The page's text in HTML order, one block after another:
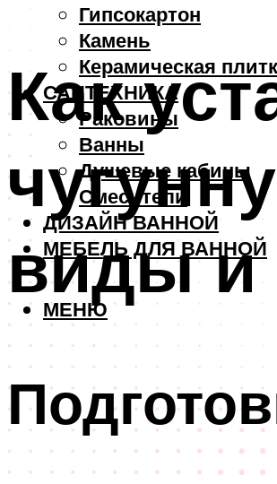
Гипсокартон
Камень
Керамическая
САНТЕХНИКА
Раковины
Ванны
Душевые кабины
Смесители
ДИЗАЙН ВАННОЙ
МЕБЕЛЬ ДЛЯ ВАННОЙ
МЕНЮ
Как
виды и